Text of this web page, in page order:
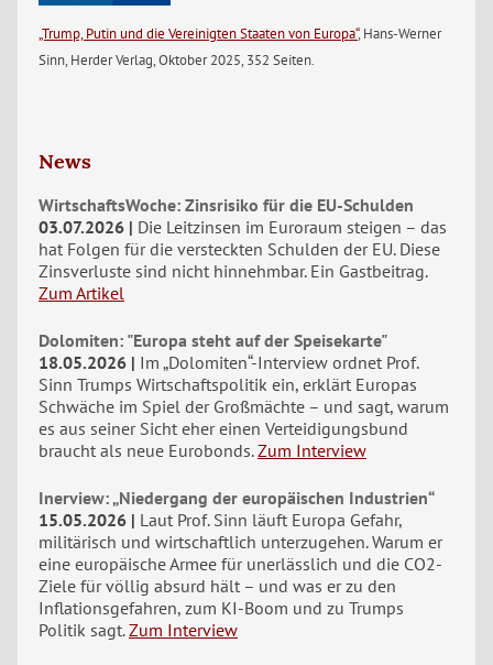
„Trump, Putin und die Vereinigten Staaten von Europa“, Hans-Werner
Sinn, Herder Verlag, Oktober 2025, 352 Seiten.
News
WirtschaftsWoche: Zinsrisiko für die EU-Schulden
03.07.2026
Die Leitzinsen im Euroraum steigen – das
hat Folgen für die versteckten Schulden der EU. Diese
Zinsverluste sind nicht hinnehmbar. Ein Gastbeitrag.
Zum Artikel
Dolomiten: "Europa steht auf der Speisekarte"
18.05.2026
Im „Dolomiten“-Interview ordnet Prof.
Sinn Trumps Wirtschaftspolitik ein, erklärt Europas
Schwäche im Spiel der Großmächte – und sagt, warum
es aus seiner Sicht eher einen Verteidigungsbund
braucht als neue Eurobonds. Zum Interview
Inerview: „Niedergang der europäischen Industrien“
15.05.2026
Laut Prof. Sinn läuft Europa Gefahr,
militärisch und wirtschaftlich unterzugehen. Warum er
eine europäische Armee für unerlässlich und die CO2-
Ziele für völlig absurd hält – und was er zu den
Inflationsgefahren, zum KI-Boom und zu Trumps
Politik sagt. Zum Interview